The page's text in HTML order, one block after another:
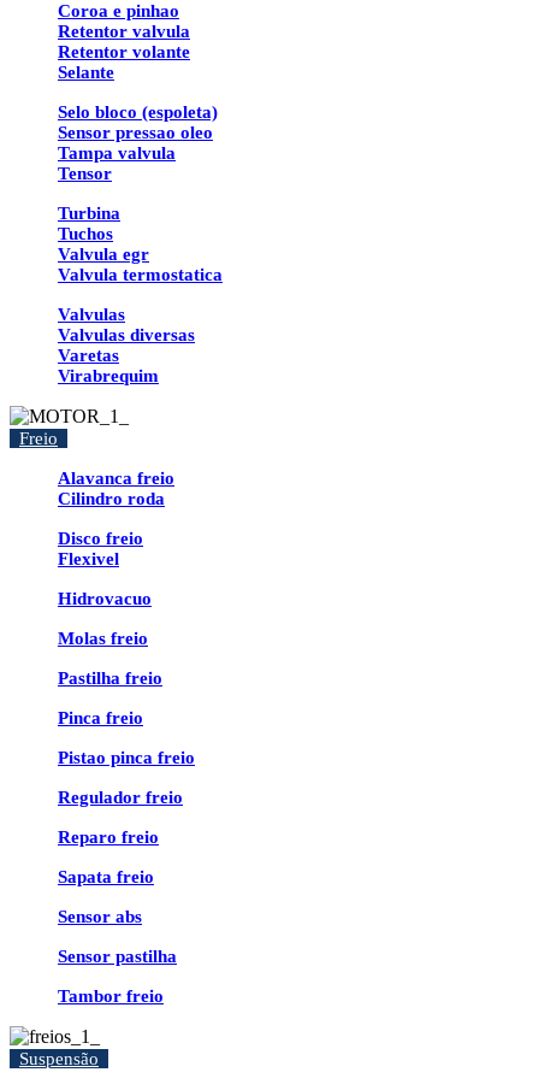
Coroa e pinhao
Retentor valvula
Retentor volante
Selante
Selo bloco (espoleta)
Sensor pressao oleo
Tampa valvula
Tensor
Turbina
Tuchos
Valvula egr
Valvula termostatica
Valvulas
Valvulas diversas
Varetas
Virabrequim
Freio
Alavanca freio
Cilindro roda
Disco freio
Flexivel
Hidrovacuo
Molas freio
Pastilha freio
Pinca freio
Pistao pinca freio
Regulador freio
Reparo freio
Sapata freio
Sensor abs
Sensor pastilha
Tambor freio
Suspensão